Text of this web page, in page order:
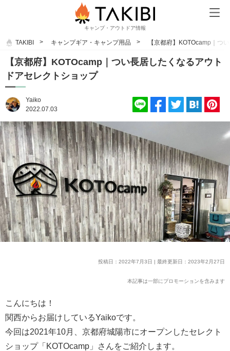
キャンプ・アウトドア情報
TAKIBI キャンプギア・キャンプ用品 【京都府】KOTOcamp｜つ
【京都府】KOTOcamp｜つい長居したくなるアウト
ドアセレクトショップ
Yaiko
2022.07.03
投稿日：2022年7月3日 | 最終更新日：2023年2月27日
本記事は一部にプロモーションを含みます
こんにちは！
関西からお届けしているYaikoです。
今回は2021年10月、京都府城陽市にオープンしたセレクト
ショップ「KOTOcamp」さんをご紹介します。